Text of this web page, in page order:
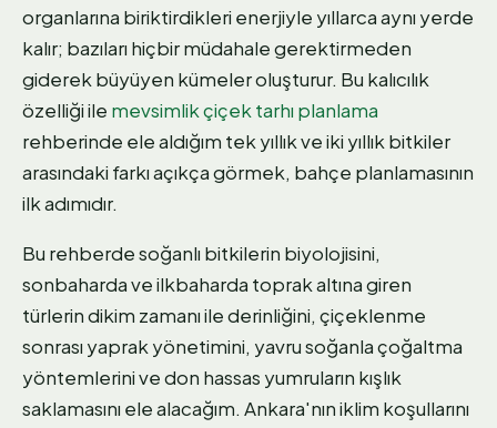
organlarına biriktirdikleri enerjiyle yıllarca aynı yerde
kalır; bazıları hiçbir müdahale gerektirmeden
giderek büyüyen kümeler oluşturur. Bu kalıcılık
özelliği ile mevsimlik çiçek tarhı planlama
rehberinde ele aldığım tek yıllık ve iki yıllık bitkiler
arasındaki farkı açıkça görmek, bahçe planlamasının
ilk adımıdır.
Bu rehberde soğanlı bitkilerin biyolojisini,
sonbaharda ve ilkbaharda toprak altına giren
türlerin dikim zamanı ile derinliğini, çiçeklenme
sonrası yaprak yönetimini, yavru soğanla çoğaltma
yöntemlerini ve don hassas yumruların kışlık
saklamasını ele alacağım. Ankara'nın iklim koşullarını